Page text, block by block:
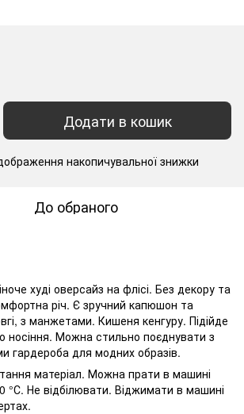
Додати в кошик
накопичувальної знижки
До обраного
худі оверсайз на флісі. Без декору та
річ. Є зручний капюшон та
з манжетами. Кишеня кенгуру. Підійде
носіння. Можна стильно поєднувати з
гардероба для модних образів.
матеріал. Можна прати в машині
°С. Не відбілювати. Віджимати в машині